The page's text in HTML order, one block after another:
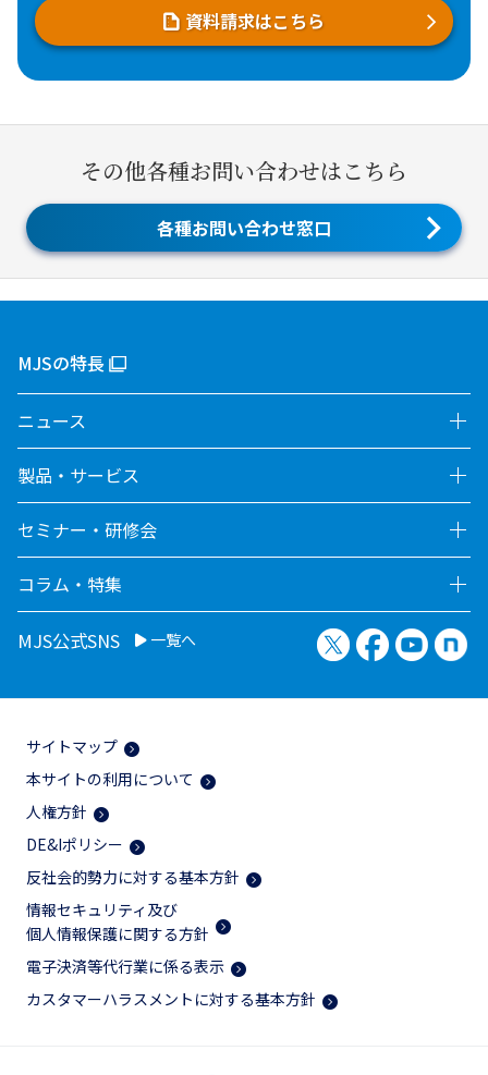
資料請求はこちら
その他各種お問い合わせはこちら
各種お問い合わせ窓口
MJSの特長
ニュース
製品・サービス
セミナー・研修会
コラム・特集
MJS公式SNS 一覧へ X（旧Twitter）
Facebook
サイトマップ
本サイトの利用について
人権方針
DE&Iポリシー
反社会的勢力に対する基本方針
情報セキュリティ及び
個人情報保護に関する方針
電子決済等代行業に係る表示
カスタマーハラスメントに対する基本方針